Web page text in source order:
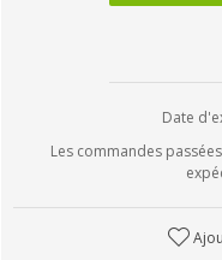
Date
Les commandes